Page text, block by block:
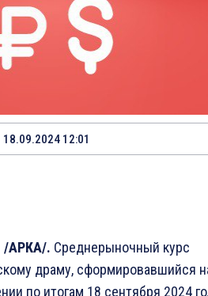
18.09.2024 12:01
/АРКА/. Среднерыночный курс
драму, сформировавшийся
по итогам 18 сентября 2024